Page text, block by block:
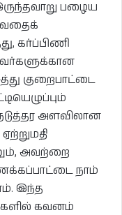
பழைய
கர்ப்பிணி
குறைபாட்டை
அளவிலான
அவற்றை
நாம்
இந்த
கவனம்